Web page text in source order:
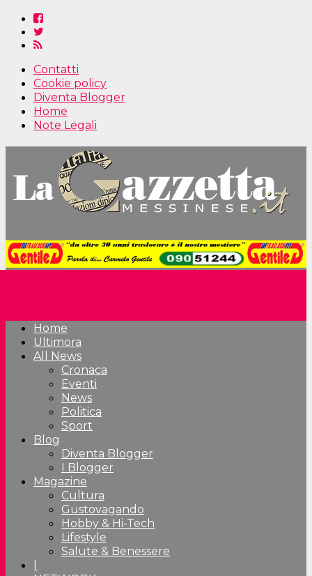
Contatti
Cookie policy
Diventa Blogger
Home
Note Legali
Home
Ultimora
All News
Cronaca
Eventi
News
Politica
Sport
Blog
Diventa Blogger
I Blogger
Magazine
Cultura
Gustovagando
Hobby & Hi-Tech
Lifestyle
Salute & Benessere